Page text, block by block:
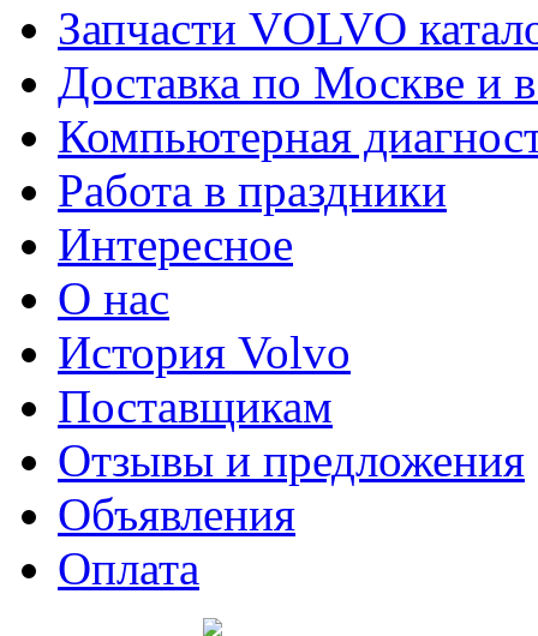
Запчасти VOLVO
Доставка по Москве и
Компьютерная
Работа в праздники
Интересное
О нас
История Volvo
Поставщикам
Отзывы и предложения
Объявления
Оплата